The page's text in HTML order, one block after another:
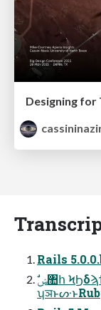
Designing for
Rails